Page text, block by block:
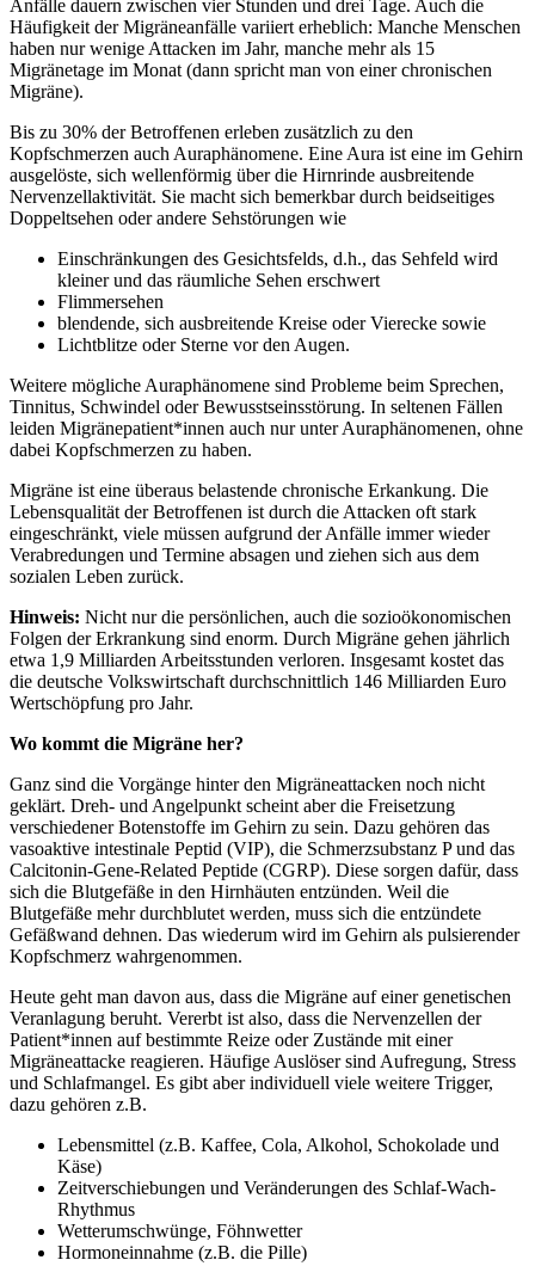
Anfälle dauern zwischen vier Stunden und drei Tage. Auch die
Häufigkeit der Migräneanfälle variiert erheblich: Manche Menschen
haben nur wenige Attacken im Jahr, manche mehr als 15
Migränetage im Monat (dann spricht man von einer chronischen
Migräne).
Bis zu 30% der Betroffenen erleben zusätzlich zu den
Kopfschmerzen auch Auraphänomene. Eine Aura ist eine im Gehirn
ausgelöste, sich wellenförmig über die Hirnrinde ausbreitende
Nervenzellaktivität. Sie macht sich bemerkbar durch beidseitiges
Doppeltsehen oder andere Sehstörungen wie
Einschränkungen des Gesichtsfelds, d.h., das Sehfeld wird
kleiner und das räumliche Sehen erschwert
Flimmersehen
blendende, sich ausbreitende Kreise oder Vierecke sowie
Lichtblitze oder Sterne vor den Augen.
Weitere mögliche Auraphänomene sind Probleme beim Sprechen,
Tinnitus, Schwindel oder Bewusstseinsstörung. In seltenen Fällen
leiden Migränepatient*innen auch nur unter Auraphänomenen, ohne
dabei Kopfschmerzen zu haben.
Migräne ist eine überaus belastende chronische Erkankung. Die
Lebensqualität der Betroffenen ist durch die Attacken oft stark
eingeschränkt, viele müssen aufgrund der Anfälle immer wieder
Verabredungen und Termine absagen und ziehen sich aus dem
sozialen Leben zurück.
Hinweis: Nicht nur die persönlichen, auch die sozioökonomischen
Folgen der Erkrankung sind enorm. Durch Migräne gehen jährlich
etwa 1,9 Milliarden Arbeitsstunden verloren. Insgesamt kostet das
die deutsche Volkswirtschaft durchschnittlich 146 Milliarden Euro
Wertschöpfung pro Jahr.
Wo kommt die Migräne her?
Ganz sind die Vorgänge hinter den Migräneattacken noch nicht
geklärt. Dreh- und Angelpunkt scheint aber die Freisetzung
verschiedener Botenstoffe im Gehirn zu sein. Dazu gehören das
vasoaktive intestinale Peptid (VIP), die Schmerzsubstanz P und das
Calcitonin-Gene-Related Peptide (CGRP). Diese sorgen dafür, dass
sich die Blutgefäße in den Hirnhäuten entzünden. Weil die
Blutgefäße mehr durchblutet werden, muss sich die entzündete
Gefäßwand dehnen. Das wiederum wird im Gehirn als pulsierender
Kopfschmerz wahrgenommen.
Heute geht man davon aus, dass die Migräne auf einer genetischen
Veranlagung beruht. Vererbt ist also, dass die Nervenzellen der
Patient*innen auf bestimmte Reize oder Zustände mit einer
Migräneattacke reagieren. Häufige Auslöser sind Aufregung, Stress
und Schlafmangel. Es gibt aber individuell viele weitere Trigger,
dazu gehören z.B.
Lebensmittel (z.B. Kaffee, Cola, Alkohol, Schokolade und
Käse)
Zeitverschiebungen und Veränderungen des Schlaf-Wach-
Rhythmus
Wetterumschwünge, Föhnwetter
Hormoneinnahme (z.B. die Pille)